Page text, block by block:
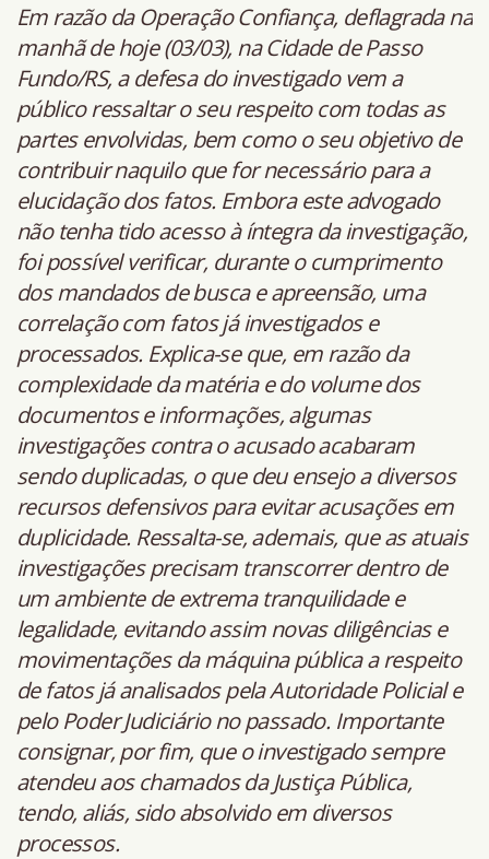
Em razão da Operação Confiança, deflagrada na
manhã de hoje (03/03), na Cidade de Passo
Fundo/RS, a defesa do investigado vem a
público ressaltar o seu respeito com todas as
partes envolvidas, bem como o seu objetivo de
contribuir naquilo que for necessário para a
elucidação dos fatos. Embora este advogado
não tenha tido acesso à íntegra da investigação,
foi possível verificar, durante o cumprimento
dos mandados de busca e apreensão, uma
correlação com fatos já investigados e
processados. Explica-se que, em razão da
complexidade da matéria e do volume dos
documentos e informações, algumas
investigações contra o acusado acabaram
sendo duplicadas, o que deu ensejo a diversos
recursos defensivos para evitar acusações em
duplicidade. Ressalta-se, ademais, que as atuais
investigações precisam transcorrer dentro de
um ambiente de extrema tranquilidade e
legalidade, evitando assim novas diligências e
movimentações da máquina pública a respeito
de fatos já analisados pela Autoridade Policial e
pelo Poder Judiciário no passado. Importante
consignar, por fim, que o investigado sempre
atendeu aos chamados da Justiça Pública,
tendo, aliás, sido absolvido em diversos
processos.